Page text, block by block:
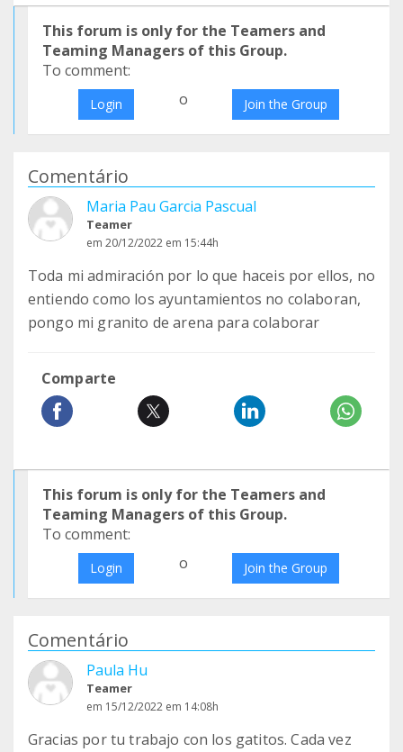
This forum is only for the Teamers and
Teaming Managers of this Group.
To comment:
Login o Join the Group
Comentário
Maria Pau Garcia Pascual
Teamer
em 20/12/2022 em 15:44h
Toda mi admiración por lo que haceis por ellos, no
entiendo como los ayuntamientos no colaboran,
pongo mi granito de arena para colaborar
Comparte
This forum is only for the Teamers and
Teaming Managers of this Group.
To comment:
Login o Join the Group
Comentário
Paula Hu
Teamer
em 15/12/2022 em 14:08h
Gracias por tu trabajo con los gatitos. Cada vez